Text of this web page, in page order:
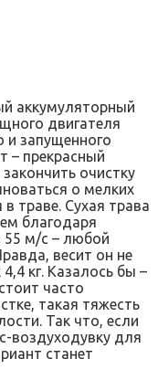
аккумуляторный
двигателя
и запущенного
– прекрасный
очистку
о мелких
траве. Сухая трава
благодаря
55 м/с – любой
весит он не
кг. Казалось бы –
часто
такая тяжесть
Так что, если
воздуходувку для
станет